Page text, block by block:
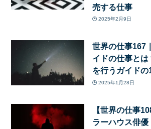
売する仕事
2025年2月9日
世界の仕事167
イドの仕事と
を行うガイドの
2025年1月28日
【世界の仕事
ラーハウス俳